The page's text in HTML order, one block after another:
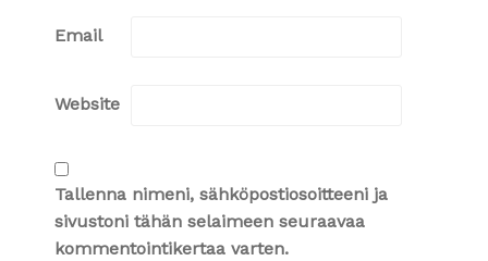
Email
Website
Tallenna nimeni, sähköpostiosoitteeni ja
sivustoni tähän selaimeen seuraavaa
kommentointikertaa varten.